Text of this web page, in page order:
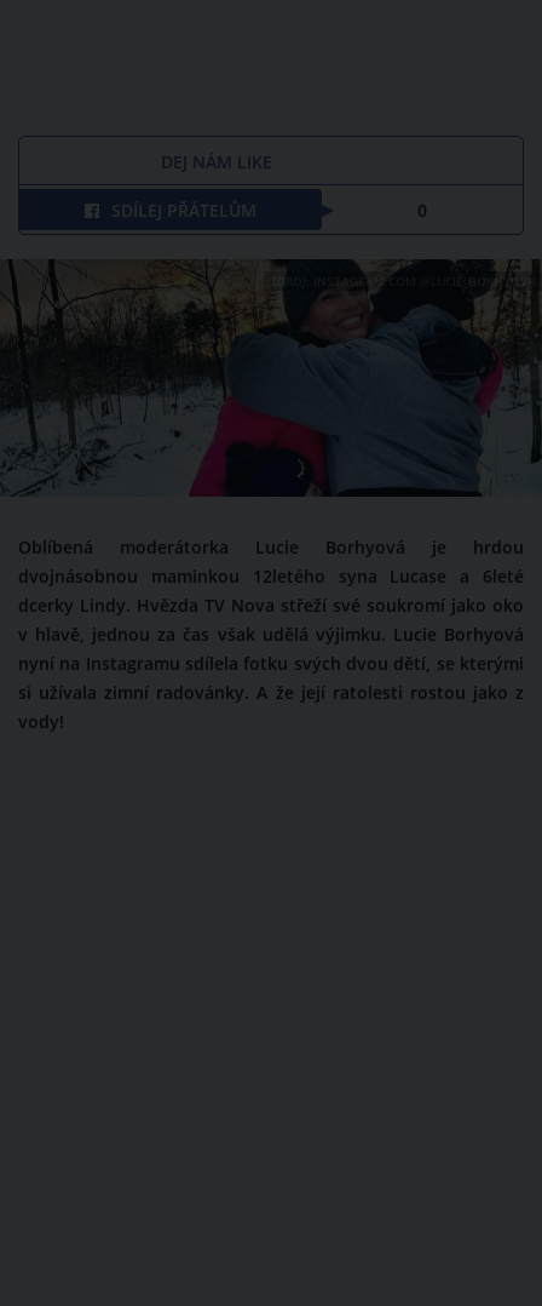
DEJ NÁM LIKE
SDÍLEJ PŘÁTELŮM 0
ZDROJ: INSTAGRAM.COM @LUCIE_BORHYOVA
Oblíbená moderátorka Lucie Borhyová je hrdou
dvojnásobnou maminkou 12letého syna Lucase a 6leté
dcerky Lindy. Hvězda TV Nova střeží své soukromí jako oko
v hlavě, jednou za čas však udělá výjimku. Lucie Borhyová
nyní na Instagramu sdílela fotku svých dvou dětí, se kterými
si užívala zimní radovánky. A že její ratolesti rostou jako z
vody!